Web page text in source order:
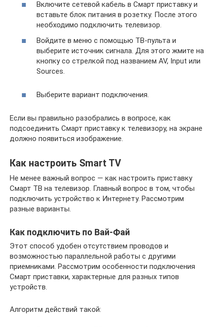
Включите сетевой кабель в Смарт приставку и
вставьте блок питания в розетку. После этого
необходимо подключить телевизор.
Войдите в меню с помощью ТВ-пульта и
выберите источник сигнала. Для этого жмите на
кнопку со стрелкой под названием AV, Input или
Sources.
Выберите вариант подключения.
Если вы правильно разобрались в вопросе, как
подсоединить Смарт приставку к телевизору, на экране
должно появиться изображение.
Как настроить Smart TV
Не менее важный вопрос — как настроить приставку
Смарт ТВ на телевизор. Главный вопрос в том, чтобы
подключить устройство к Интернету. Рассмотрим
разные варианты.
Как подключить по Вай-Фай
Этот способ удобен отсутствием проводов и
возможностью параллельной работы с другими
приемниками. Рассмотрим особенности подключения
Смарт приставки, характерные для разных типов
устройств.
Алгоритм действий такой: